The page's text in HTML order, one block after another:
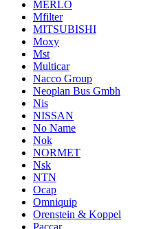
MERLO
Mfilter
MITSUBISHI
Moxy
Mst
Multicar
Nacco Group
Neoplan Bus Gmbh
Nis
NISSAN
No Name
Nok
NORMET
Nsk
NTN
Ocap
Omniquip
Orenstein & Koppel
Paccar